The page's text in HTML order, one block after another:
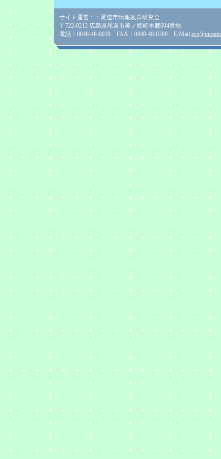
サイト運営：：尾道市情報教育研究会
〒722-0212 広島県尾道市美ノ郷町本郷604番地
電話：0848-48-0039 FAX：0848-48-0309 E-Mail